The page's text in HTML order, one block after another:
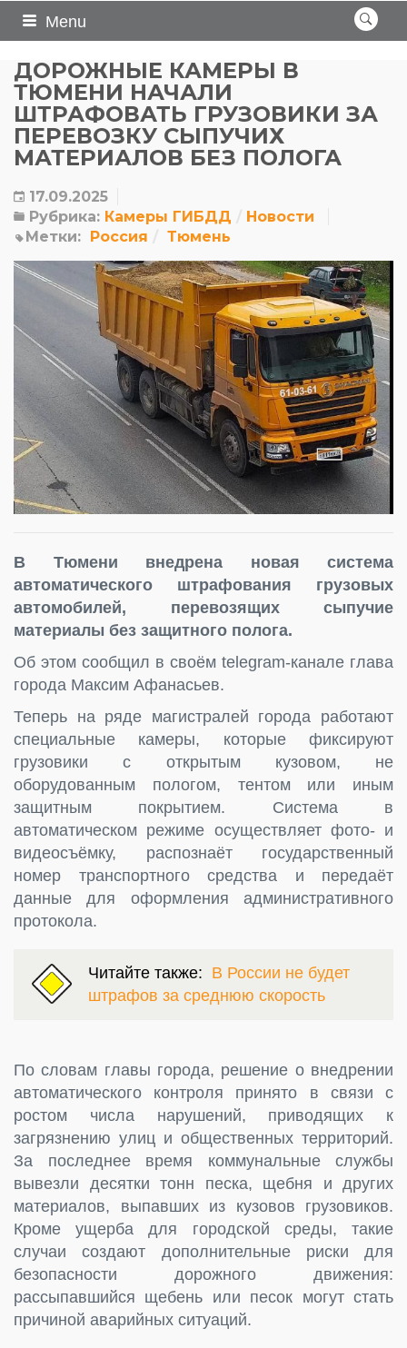
Menu
ДОРОЖНЫЕ КАМЕРЫ В
ТЮМЕНИ НАЧАЛИ
ШТРАФОВАТЬ ГРУЗОВИКИ ЗА
ПЕРЕВОЗКУ СЫПУЧИХ
МАТЕРИАЛОВ БЕЗ ПОЛОГА
17.09.2025
Рубрика: Камеры ГИБДД
Новости
Метки: Россия Тюмень
В Тюмени внедрена новая система
автоматического штрафования грузовых
автомобилей, перевозящих сыпучие
материалы без защитного полога.
Об этом сообщил в своём telegram-канале глава
города Максим Афанасьев.
Теперь на ряде магистралей города работают
специальные камеры, которые фиксируют
грузовики с открытым кузовом, не
оборудованным пологом, тентом или иным
защитным покрытием. Система в
автоматическом режиме осуществляет фото- и
видеосъёмку, распознаёт государственный
номер транспортного средства и передаёт
данные для оформления административного
протокола.
Читайте также: В России не будет
штрафов за среднюю скорость
По словам главы города, решение о внедрении
автоматического контроля принято в связи с
ростом числа нарушений, приводящих к
загрязнению улиц и общественных территорий.
За последнее время коммунальные службы
вывезли десятки тонн песка, щебня и других
материалов, выпавших из кузовов грузовиков.
Кроме ущерба для городской среды, такие
случаи создают дополнительные риски для
безопасности дорожного движения:
рассыпавшийся щебень или песок могут стать
причиной аварийных ситуаций.